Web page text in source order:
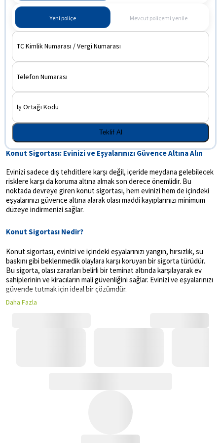
Yeni poliçe Mevcut poliçemi yenile
TC Kimlik Numarası / Vergi Numarası
Telefon Numarası
İş Ortağı Kodu
Teklif Al
Konut Sigortası: Evinizi ve Eşyalarınızı Güvence Altına Alın
Evinizi sadece dış tehditlere karşı değil, içeride meydana gelebilecek
risklere karşı da koruma altına almak son derece önemlidir. Bu
noktada devreye giren konut sigortası, hem evinizi hem de içindeki
eşyalarınızı güvence altına alarak olası maddi kayıplarınızı minimum
düzeye indirmenizi sağlar.
Konut Sigortası Nedir?
Konut sigortası, evinizi ve içindeki eşyalarınızı yangın, hırsızlık, su
baskını gibi beklenmedik olaylara karşı koruyan bir sigorta türüdür.
Bu sigorta, olası zararları belirli bir teminat altında karşılayarak ev
sahiplerinin ve kiracıların mali güvenliğini sağlar. Evinizi ve eşyalarınızı
güvende tutmak için ideal bir çözümdür.
Konut Sigortası Neleri Kapsar?
Konut sigortası, geniş bir yelpazede risklere karşı koruma sağlar. Bu
kaybı, ziynet eşyaları gibi ek teminatlar eklenerek sigortanın
Konut sigortası poliçesinin genel şartları, sigortalının hak ve
hangi durumlarda geçerli olduğunu, hasarın nasıl bildirilmesi
Daha Fazla